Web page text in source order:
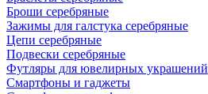
Броши серебряные
Зажимы для галстука серебряные
Цепи серебряные
Подвески серебряные
Футляры для ювелирных украшений
Смартфоны и гаджеты